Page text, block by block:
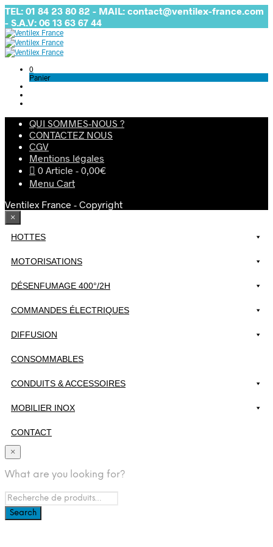
TEL: 01 84 23 80 82 - MAIL: contact@ventilex-france.com
- S.A.V: 06 13 63 67 44
0
Panier
QUI SOMMES-NOUS ?
CONTACTEZ NOUS
CGV
Mentions légales
0 Article
0,00€
Menu Cart
Ventilex France - Copyright
×
HOTTES
MOTORISATIONS
DÉSENFUMAGE 400°/2H
COMMANDES ÉLECTRIQUES
DIFFUSION
CONSOMMABLES
CONDUITS & ACCESSOIRES
MOBILIER INOX
CONTACT
×
What are you looking for?